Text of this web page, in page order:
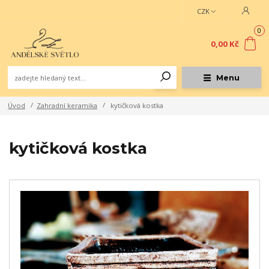
Menu
CZK
0
0,00 Kč
Úvod Zahradní keramika kytičková kostka
kytičková kostka